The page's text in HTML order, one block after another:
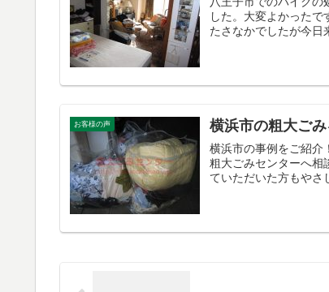
した。大変よかった
たさなかでしたが今日
お客様の声 横浜市の粗大ご
横浜市の事例をご紹介
粗大ごみセンターへ相
ていただいた方もやさ